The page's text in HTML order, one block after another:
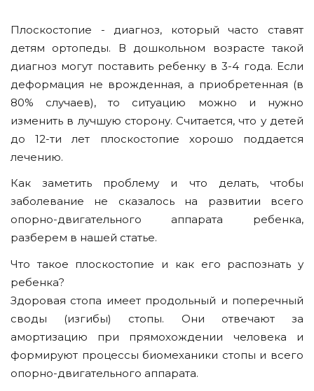
Плоскостопие - диагноз, который часто ставят
детям ортопеды. В дошкольном возрасте такой
диагноз могут поставить ребенку в 3-4 года. Если
деформация не врожденная, а приобретенная (в
80% случаев), то ситуацию можно и нужно
изменить в лучшую сторону. Считается, что у детей
до 12-ти лет плоскостопие хорошо поддается
лечению.
Как заметить проблему и что делать, чтобы
заболевание не сказалось на развитии всего
опорно-двигательного аппарата ребенка,
разберем в нашей статье.
Что такое плоскостопие и как его распознать у
ребенка?
Здоровая стопа имеет продольный и поперечный
своды (изгибы) стопы. Они отвечают за
амортизацию при прямохождении человека и
формируют процессы биомеханики стопы и всего
опорно-двигательного аппарата.